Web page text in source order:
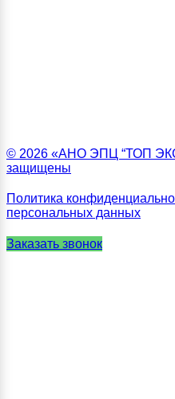
© 2026 «АНО ЭПЦ “ТОП
защищены
Политика
персональных данных
Заказать звонок